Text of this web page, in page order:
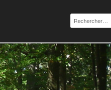
Rechercher :